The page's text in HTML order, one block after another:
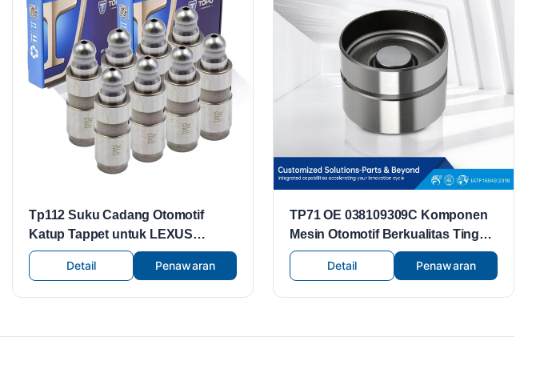
Tp112 Suku Cadang Otomotif
Katup Tappet untuk LEXUS
Toyota Avensis Estate Zrt27 Adt27
13750-0t010
Detail Penawaran
TP71 OE 038109309C Komponen
Mesin Otomotif Berkualitas Tinggi,
Pengangkat Katup, Cocok untuk
Suku Cadang Mesin Volkswagen
Detail Penawaran